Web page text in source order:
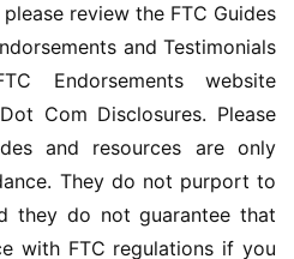
review the FTC Guides
and Testimonials
Endorsements website
Com Disclosures. Please
and resources are only
They do not purport to
they do not guarantee that
with FTC regulations if you